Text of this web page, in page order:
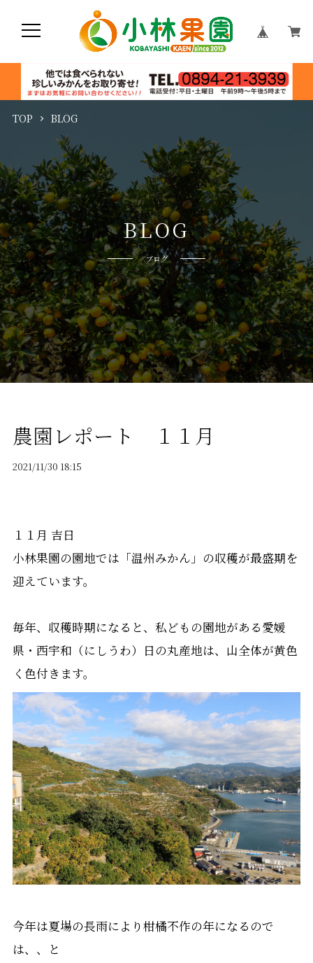
BLOG
ブログ
TOP BLOG
農園レポート １１月
2021/11/30 18:15
１１月 吉日
小林果園の園地では「温州みかん」の収穫が最盛期を
迎えています。
毎年、収穫時期になると、私どもの園地がある愛媛
県・西宇和（にしうわ）日の丸産地は、山全体が黄色
く色付きます。
今年は夏場の長雨により柑橘不作の年になるので
は、、と